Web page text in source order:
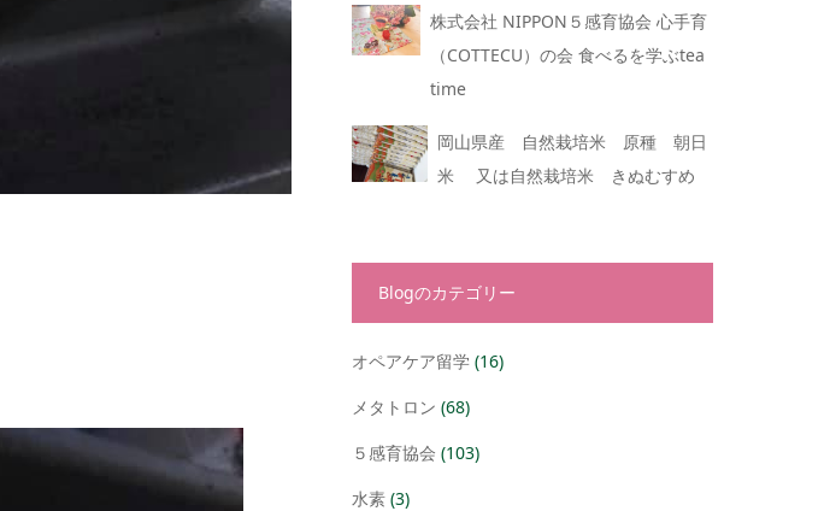
株式会社 NIPPON５感育協会 心手育
（COTTECU）の会 食べるを学ぶtea
time
岡山県産 自然栽培米 原種 朝日
米 又は自然栽培米 きぬむすめ
Blogのカテゴリー
オペアケア留学 (16)
メタトロン (68)
５感育協会 (103)
水素 (3)